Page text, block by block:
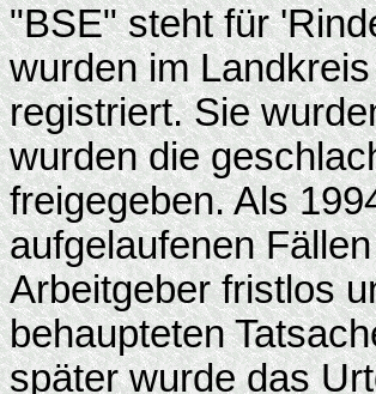
"BSE" steht für
wurden im
registriert. Sie
wurden die
freigegeben. Als
aufgelaufenen
Arbeitgeber fristlos
behaupteten
später wurde das